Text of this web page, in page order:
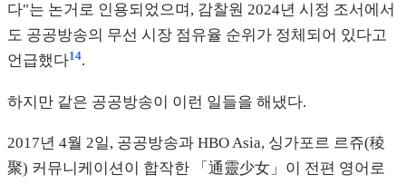
다"는 논거로 인용되었으며, 감찰원 2024년 시정 조서에서
도 공공방송의 무선 시장 점유율 순위가 정체되어 있다고
언급했다14.
하지만 같은 공공방송이 이런 일들을 해냈다.
2017년 4월 2일, 공공방송과 HBO Asia, 싱가포르 르쥬(稜
聚) 커뮤니케이션이 합작한 「通靈少女」이 전편 영어로